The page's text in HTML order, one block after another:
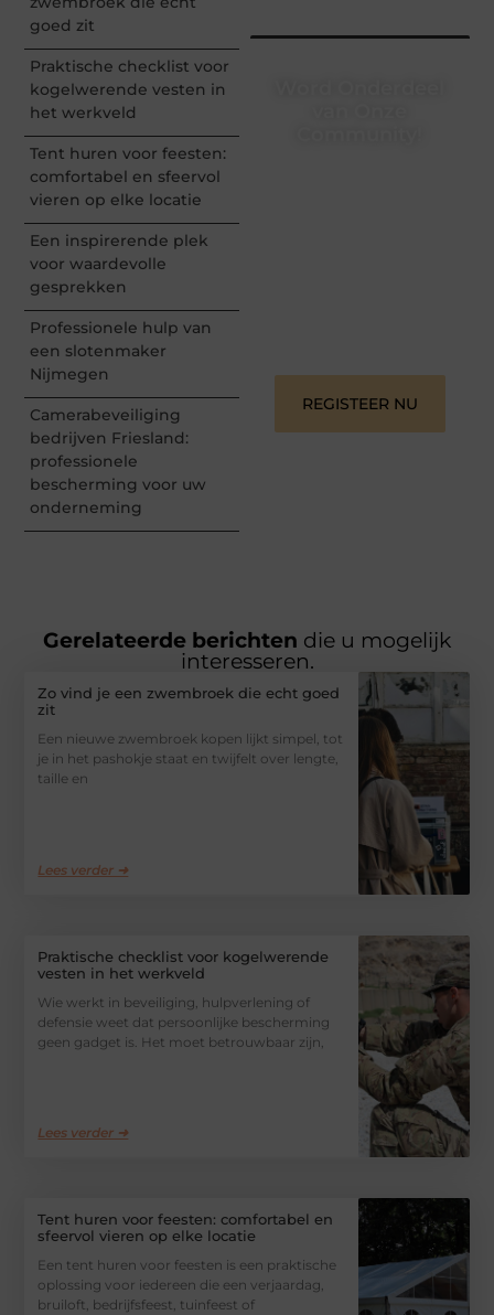
goed zit
Praktische checklist voor
kogelwerende vesten in
het werkveld
Tent huren voor feesten:
comfortabel en sfeervol
vieren op elke locatie
Een inspirerende plek
voor waardevolle
gesprekken
Professionele hulp van
een slotenmaker
Nijmegen
Camerabeveiliging
bedrijven Friesland:
professionele
bescherming voor uw
onderneming
REGISTEER NU
Gerelateerde berichten die u mogelijk
interesseren.
Zo vind je een zwembroek die echt goed
zit
Een nieuwe zwembroek kopen lijkt simpel, tot
je in het pashokje staat en twijfelt over lengte,
taille en
Lees verder ➜
Praktische checklist voor kogelwerende
vesten in het werkveld
Wie werkt in beveiliging, hulpverlening of
defensie weet dat persoonlijke bescherming
geen gadget is. Het moet betrouwbaar zijn,
Lees verder ➜
Tent huren voor feesten: comfortabel en
sfeervol vieren op elke locatie
Een tent huren voor feesten is een praktische
oplossing voor iedereen die een verjaardag,
bruiloft, bedrijfsfeest, tuinfeest of